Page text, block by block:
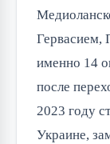
Гервасием,
именно 14
после
2023 году
Украине,